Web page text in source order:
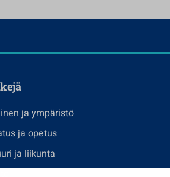
ja ympäristö
ja opetus
ja liikunta